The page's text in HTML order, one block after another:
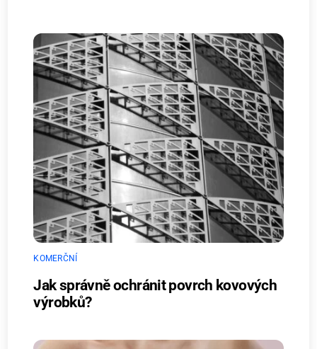
KOMERČNÍ
Jak správně ochránit povrch kovových
výrobků?